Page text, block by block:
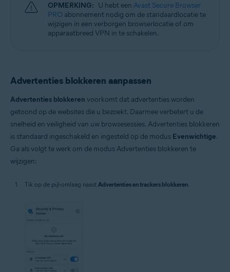
OPMERKING: U hebt een Avast Secure Browser
PRO abonnement nodig om de standaardlocatie te
wijzigen in een verborgen browserlocatie of om
apparaatbreed VPN in te schakelen.
Advertenties blokkeren aanpassen
Advertenties blokkeren voorkomt dat advertenties worden
getoond op de websites die u bezoekt. Daarmee verbetert u de
snelheid en veiligheid van uw browsesessies. Advertenties blokkeren
is standaard ingeschakeld en ingesteld op de modus Evenwichtige.
Ga als volgt te werk om de modus Advertenties blokkeren te
wijzigen:
Tik op de pijl-omlaag naast Advertenties en trackers blokkeren